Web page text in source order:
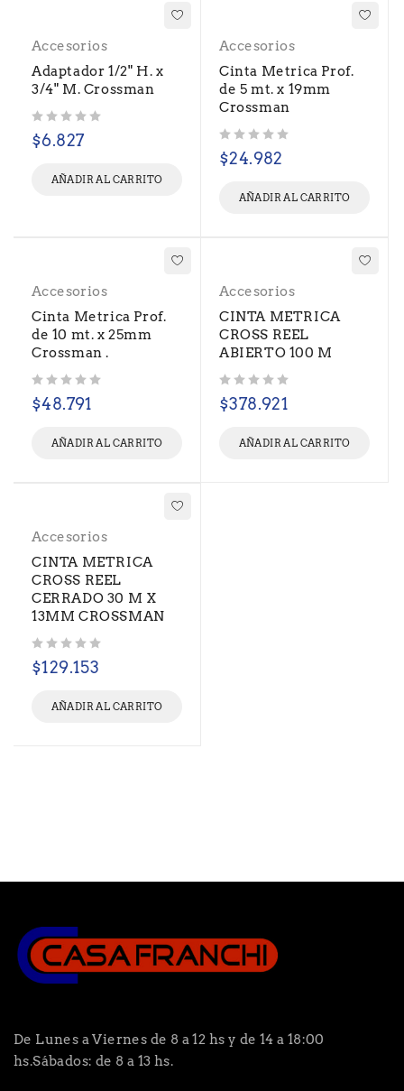
Accesorios
Adaptador 1/2" H. x
3/4" M. Crossman
$6.827
AÑADIR AL CARRITO
Accesorios
Cinta Metrica Prof.
de 5 mt. x 19mm
Crossman
$24.982
AÑADIR AL CARRITO
Accesorios
Cinta Metrica Prof.
de 10 mt. x 25mm
Crossman .
$48.791
AÑADIR AL CARRITO
Accesorios
CINTA METRICA
CROSS REEL
ABIERTO 100 M
$378.921
AÑADIR AL CARRITO
Accesorios
CINTA METRICA
CROSS REEL
CERRADO 30 M X
13MM CROSSMAN
$129.153
AÑADIR AL CARRITO
De Lunes a Viernes de 8 a 12 hs y de 14 a 18:00
hs.Sábados: de 8 a 13 hs.